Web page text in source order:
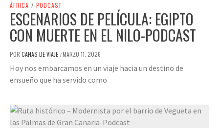
ÁFRICA / PODCAST
ESCENARIOS DE PELÍCULA: EGIPTO
CON MUERTE EN EL NILO-PODCAST
POR CANAS DE VIAJE /MARZO 11, 2026
Hoy nos embarcamos en un viaje hacia un destino de
ensueño que ha servido como